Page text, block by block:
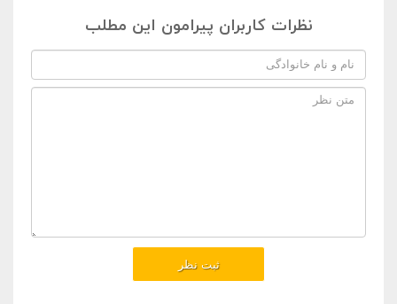
نظرات کاربران پیرامون این مطلب